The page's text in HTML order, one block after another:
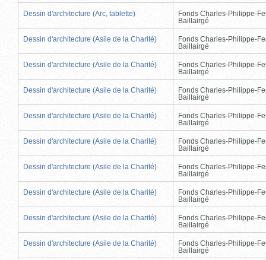
Dessin d'architecture (Arc, tablette)
Fonds Charles-Philippe-
Baillairgé
Dessin d'architecture (Asile de la Charité)
Fonds Charles-Philippe-
Baillairgé
Dessin d'architecture (Asile de la Charité)
Fonds Charles-Philippe-
Baillairgé
Dessin d'architecture (Asile de la Charité)
Fonds Charles-Philippe-
Baillairgé
Dessin d'architecture (Asile de la Charité)
Fonds Charles-Philippe-
Baillairgé
Dessin d'architecture (Asile de la Charité)
Fonds Charles-Philippe-
Baillairgé
Dessin d'architecture (Asile de la Charité)
Fonds Charles-Philippe-
Baillairgé
Dessin d'architecture (Asile de la Charité)
Fonds Charles-Philippe-
Baillairgé
Dessin d'architecture (Asile de la Charité)
Fonds Charles-Philippe-
Baillairgé
Dessin d'architecture (Asile de la Charité)
Fonds Charles-Philippe-
Baillairgé